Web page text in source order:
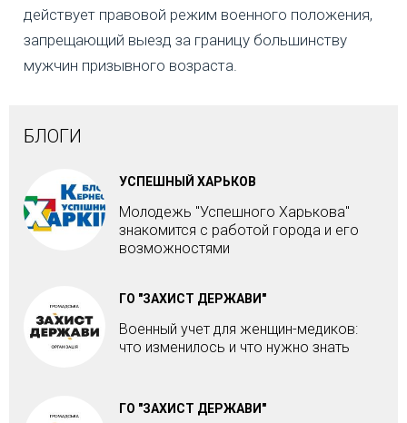
действует правовой режим военного положения,
запрещающий выезд за границу большинству
мужчин призывного возраста.
БЛОГИ
УСПЕШНЫЙ ХАРЬКОВ
Молодежь "Успешного Харькова"
знакомится с работой города и его
возможностями
ГО "ЗАХИСТ ДЕРЖАВИ"
Военный учет для женщин-медиков:
что изменилось и что нужно знать
ГО "ЗАХИСТ ДЕРЖАВИ"